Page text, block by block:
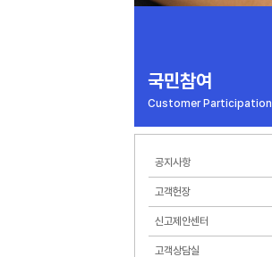
국민참여
Customer Participation
공지사항
고객헌장
신고제안센터
고객상담실